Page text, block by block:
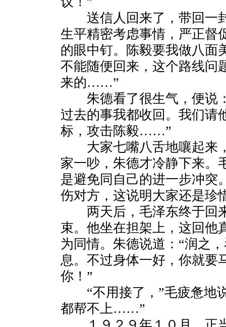
送信人回来了，带回一
生平精密考虑事情，严正督
的眼中钉。陈毅要我做八
不能随便回来，这个路线问
来的……”
朱德看了很生气，便说
过去的事我都收回。我们请
标，攻击陈毅……”
大家七嘴八舌地嚷起来
家一吵，朱德才冷静下来。
是避免同自己的进一步冲突
伤对方，这说明大家还是珍
两天后，毛泽东终于回
束。他坐在担架上，这回他
为同情。朱德说道：“润之
息。不过身体一好，你就要
你！”
“不用接了，”毛疲惫地
都帮不上……”